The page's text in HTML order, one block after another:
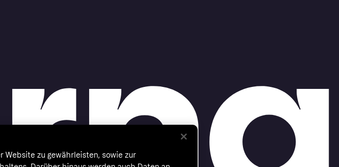
Website zu gewährleisten, sowie zur